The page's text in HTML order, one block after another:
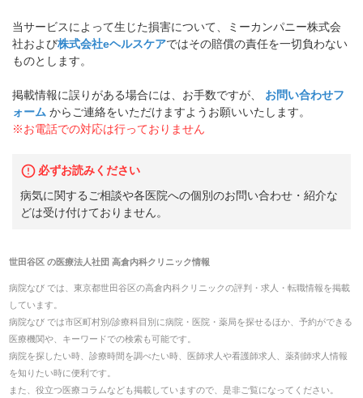
当サービスによって生じた損害について、ミーカンパニー株式会
社および株式会社eヘルスケアではその賠償の責任を一切負わない
ものとします。
掲載情報に誤りがある場合には、お手数ですが、
お問い合わせフ
ォーム からご連絡をいただけますようお願いいたします。
※お電話での対応は行っておりません
必ずお読みください
病気に関するご相談や各医院への個別のお問い合わせ・紹介な
どは受け付けておりません。
世田谷区の医療法人社団 高倉内科クリニック情報
病院なび では、 東京都世田谷区の高倉内科クリニックの評判・求人・転職情報を掲載
しています。
病院なび では市区町村別/診療科目別に病院・医院・薬局を探せるほか、予約ができる
医療機関や、キーワードでの検索も可能です。
病院を探したい時、診療時間を調べたい時、医師求人や看護師求人、薬剤師求人情報
を知りたい時に便利です。
また、役立つ医療コラムなども掲載していますので、是非ご覧になってください。